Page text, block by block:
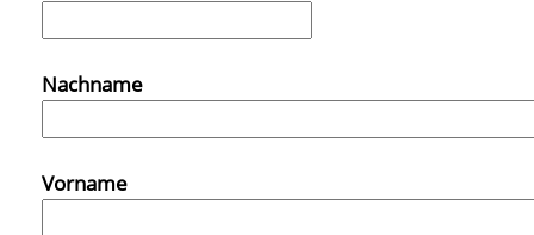
Nachname
Vorname